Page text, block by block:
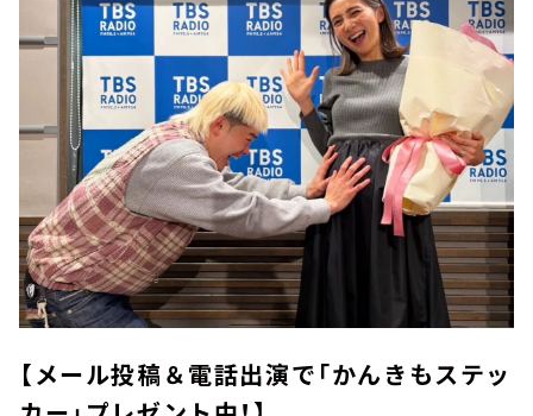
【メール投稿＆電話出演で「かんきもステッ